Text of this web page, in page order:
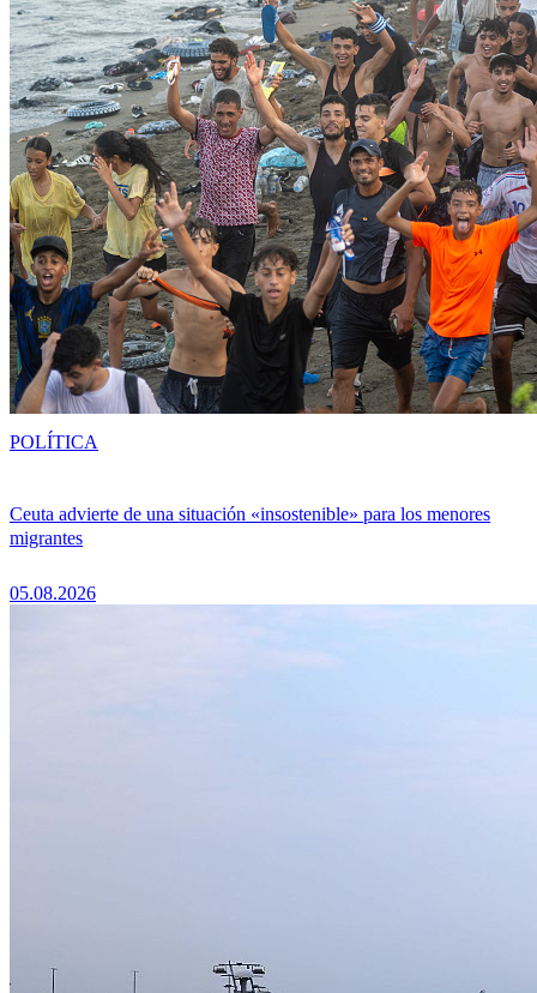
Ceuta advierte de una situación «insostenible» para los menores
migrantes
05.08.2026
POLÍTICA